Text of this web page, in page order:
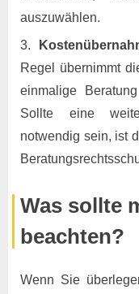
auszuwählen.
Regel übernimmt
einmalige
Sollte eine
notwendig sein, ist
Was sollte
beachten?
Wenn Sie